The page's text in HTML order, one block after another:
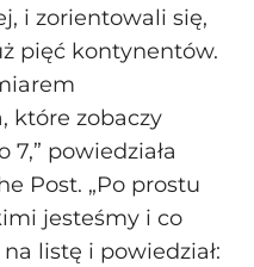
i zorientowali się,
pięć kontynentów.
które zobaczy
powiedziała
Post. „Po prostu
jesteśmy i co
listę i powiedział: